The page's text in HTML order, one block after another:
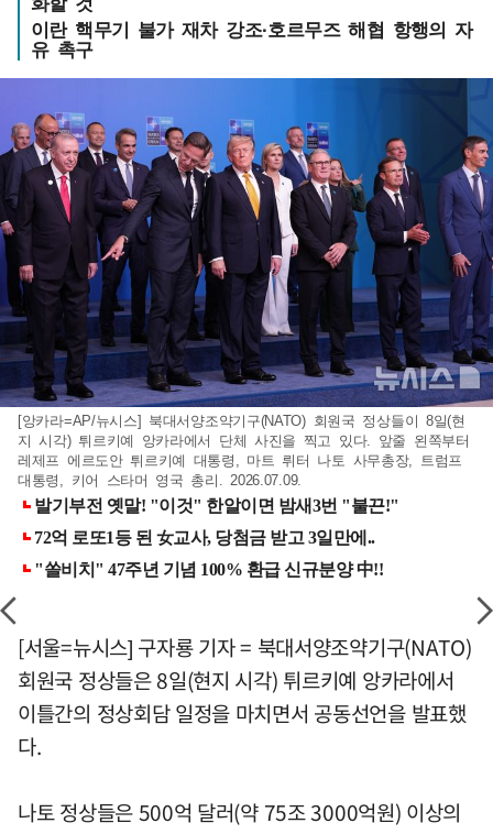
이란 핵무기 불가 재차 강조·호르무즈 해협 항행의 자
유 촉구
[앙카라=AP/뉴시스] 북대서양조약기구(NATO) 회원국 정상들이 8일(현
지 시각) 튀르키예 앙카라에서 단체 사진을 찍고 있다. 앞줄 왼쪽부터
레제프 에르도안 튀르키예 대통령, 마트 뤼터 나토 사무총장, 트럼프
대통령, 키어 스타머 영국 총리. 2026.07.09.
[서울=뉴시스] 구자룡 기자 = 북대서양조약기구(NATO)
회원국 정상들은 8일(현지 시각) 튀르키예 앙카라에서
이틀간의 정상회담 일정을 마치면서 공동선언을 발표했
다.
나토 정상들은 500억 달러(약 75조 3000억원) 이상의